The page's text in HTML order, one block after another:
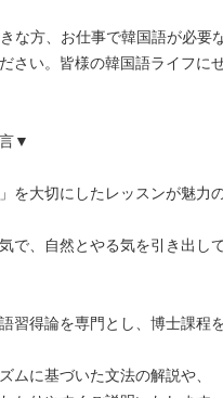
- -
な方、お仕事で韓国語が必要
さい。皆様の韓国語ライフに
▼
を大切にしたレッスンが魅力
で、自然とやる気を引き出し
習得論を専門とし、博士課程
ムに基づいた文法の解説や、